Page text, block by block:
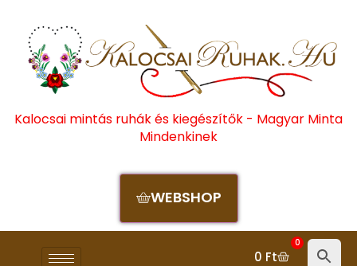
Kalocsai mintás ruhák és kiegészítők - Magyar Minta
Mindenkinek
WEBSHOP
0 Ft
0